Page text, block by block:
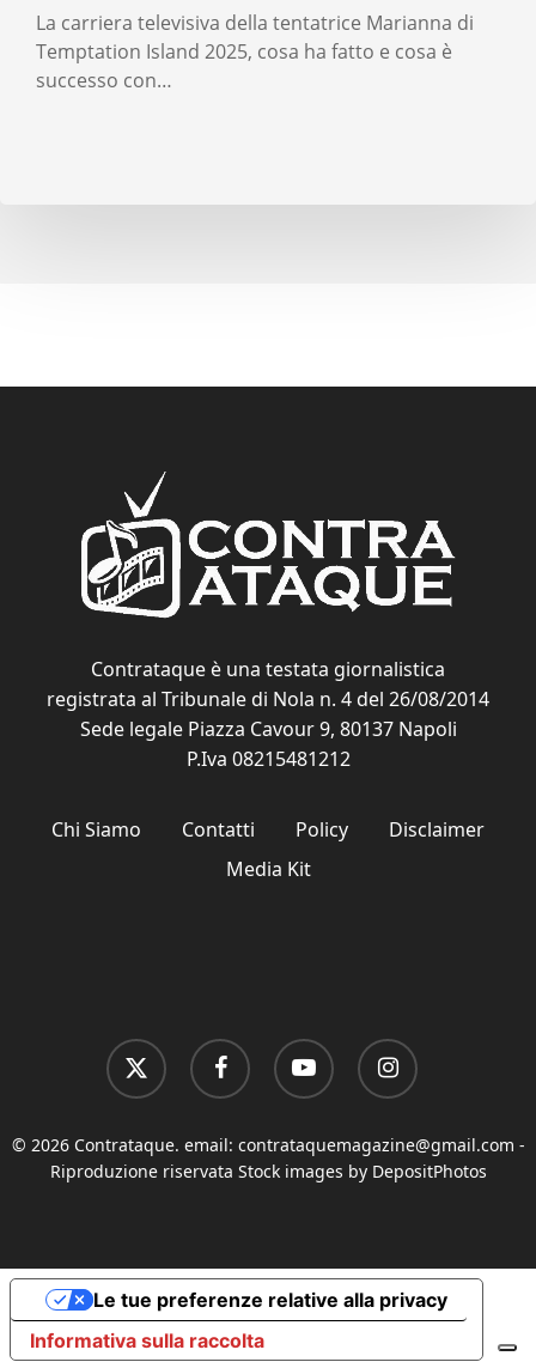
La carriera televisiva della tentatrice Marianna di
Temptation Island 2025, cosa ha fatto e cosa è
successo con…
Contrataque è una testata giornalistica
registrata al Tribunale di Nola n. 4 del 26/08/2014
Sede legale Piazza Cavour 9, 80137 Napoli
P.Iva 08215481212
Chi Siamo Contatti Policy
Disclaimer
Media Kit
x-
twitter
facebook youtube instagram
© 2026 Contrataque. email: contrataquemagazine@gmail.com -
Riproduzione riservata Stock images by DepositPhotos
Informativa sulla raccolta
Le tue preferenze relative alla privacy